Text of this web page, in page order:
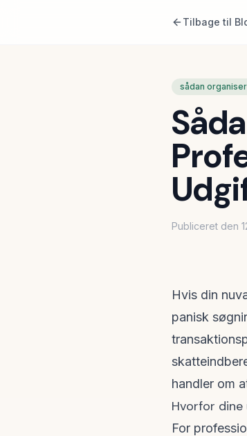
Tilbage til
sådan
Publiceret den
Hvis din
panisk
handler om
Hvorfor
For